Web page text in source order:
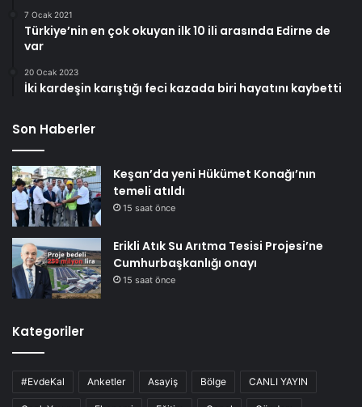
7 Ocak 2021
Türkiye’nin en çok okuyan ilk 10 ili arasında Edirne de
var
20 Ocak 2023
İki kardeşin karıştığı feci kazada biri hayatını kaybetti
Son Haberler
Keşan’da yeni Hükümet Konağı’nın
temeli atıldı
15 saat önce
Erikli Atık Su Arıtma Tesisi Projesi’ne
Cumhurbaşkanlığı onayı
15 saat önce
Kategoriler
#EvdeKal Anketler Asayiş Bölge CANLI YAYIN